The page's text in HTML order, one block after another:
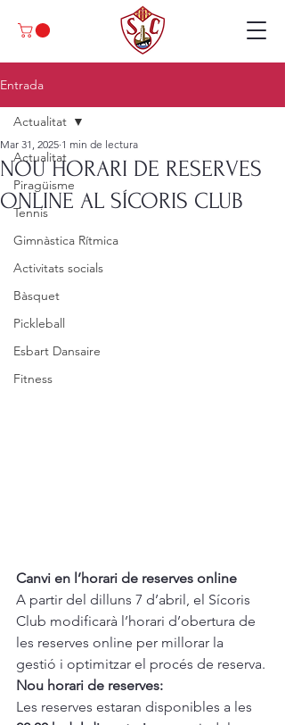
Entrada
Actualitat
Piragüisme
Tennis
Gimnàstica Rítmica
Activitats socials
Bàsquet
Pickleball
Esbart Dansaire
Fitness
Actualitat
NOU HORARI DE RESERVES
ONLINE AL SÍCORIS CLUB
Mar 31, 2025 1 min de lectura
Canvi en l’horari de reserves online
A partir del dilluns 7 d’abril, el Sícoris
Club modificarà l’horari d’obertura de
les reserves online per millorar la
gestió i optimitzar el procés de reserva.
Nou horari de reserves:
Les reserves estaran disponibles a les